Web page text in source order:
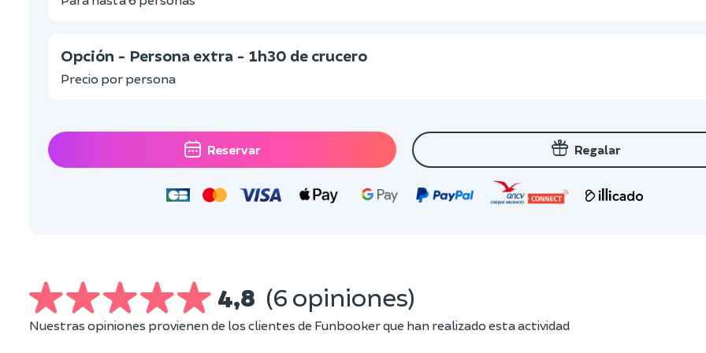
Opción - Persona extra - 1h30 de crucero
Precio por persona
Reservar Regalar
4,8 (6 opiniones)
Nuestras opiniones provienen de los clientes de Funbooker que han realizado esta actividad